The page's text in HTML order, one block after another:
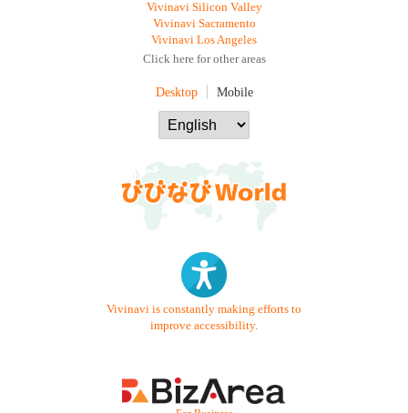
Vivinavi Silicon Valley
Vivinavi Sacramento
Vivinavi Los Angeles
Click here for other areas
Desktop Mobile
Vivinavi is constantly making efforts to
improve accessibility.